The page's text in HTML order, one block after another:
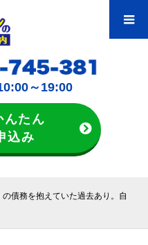
～19:00
んたん
込み
の債務を抱えていた過去あり。自